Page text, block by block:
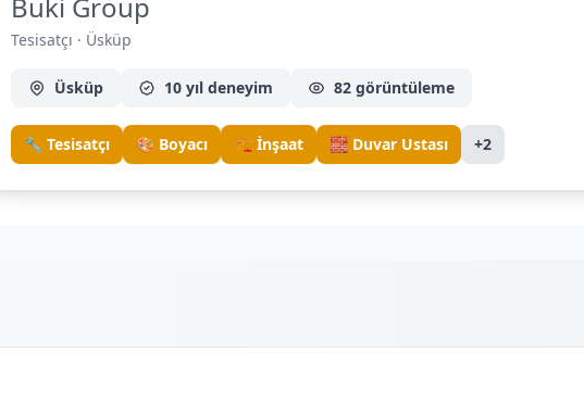
Tesisatçı · Üsküp
Üsküp 10 yıl deneyim 82 görüntüleme
🔧 Tesisatçı 🎨 Boyacı 🏗️ İnşaat 🧱 Duvar Ustası +2